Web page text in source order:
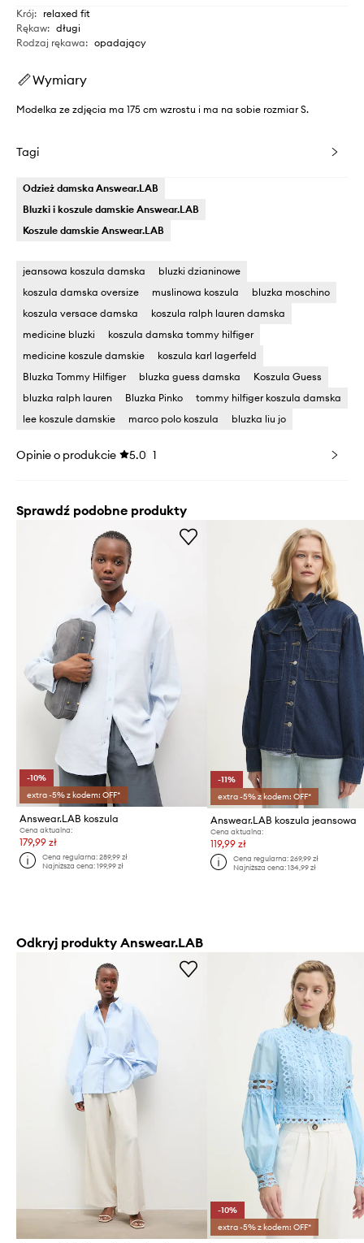
Krój: relaxed fit
Rękaw: długi
Rodzaj rękawa: opadający
Wymiary
Modelka ze zdjęcia ma 175 cm wzrostu i ma na sobie rozmiar S.
Tagi
Odzież damska Answear.LAB
Bluzki i koszule damskie Answear.LAB
Koszule damskie Answear.LAB
jeansowa koszula damska
bluzki dzianinowe
koszula damska oversize
muslinowa koszula
bluzka moschino
koszula versace damska
koszula ralph lauren damska
medicine bluzki
koszula damska tommy hilfiger
medicine koszule damskie
koszula karl lagerfeld
Bluzka Tommy Hilfiger
bluzka guess damska
Koszula Guess
bluzka ralph lauren
Bluzka Pinko
tommy hilfiger koszula damska
lee koszule damskie
marco polo koszula bluzka liu jo
Opinie o produkcie 5.0 1
Sprawdź podobne produkty
-10%
extra -5% z kodem: OFF*
Answear.LAB koszula
Cena aktualna:
179,99 zł
Cena regularna:289,99 zł
Najniższa cena:199,99 zł
-11%
extra -5% z kodem: OFF*
Answear.LAB koszula jeansowa
Cena aktualna:
119,99 zł
Cena regularna: 269,99 zł
Najniższa cena: 134,99 zł
Odkryj produkty Answear.LAB
-10%
extra -5% z kodem: OFF*